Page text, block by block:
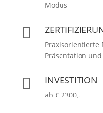
Modus

Praxisorientierte
Präsentation
 INVESTITION
ab € 2300,-